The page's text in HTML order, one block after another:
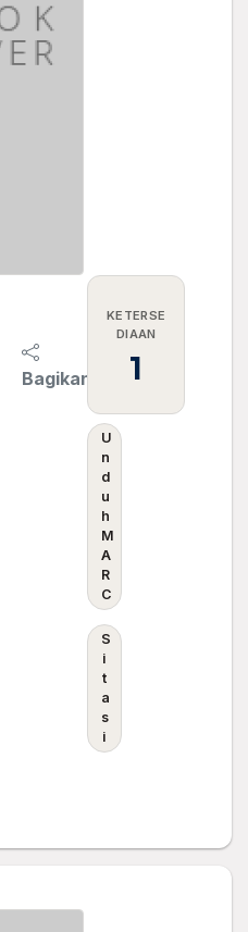
Bagikan
KETERSE
DIAAN
1
U
n
d
u
h
M
A
R
C
S
i
t
a
s
i